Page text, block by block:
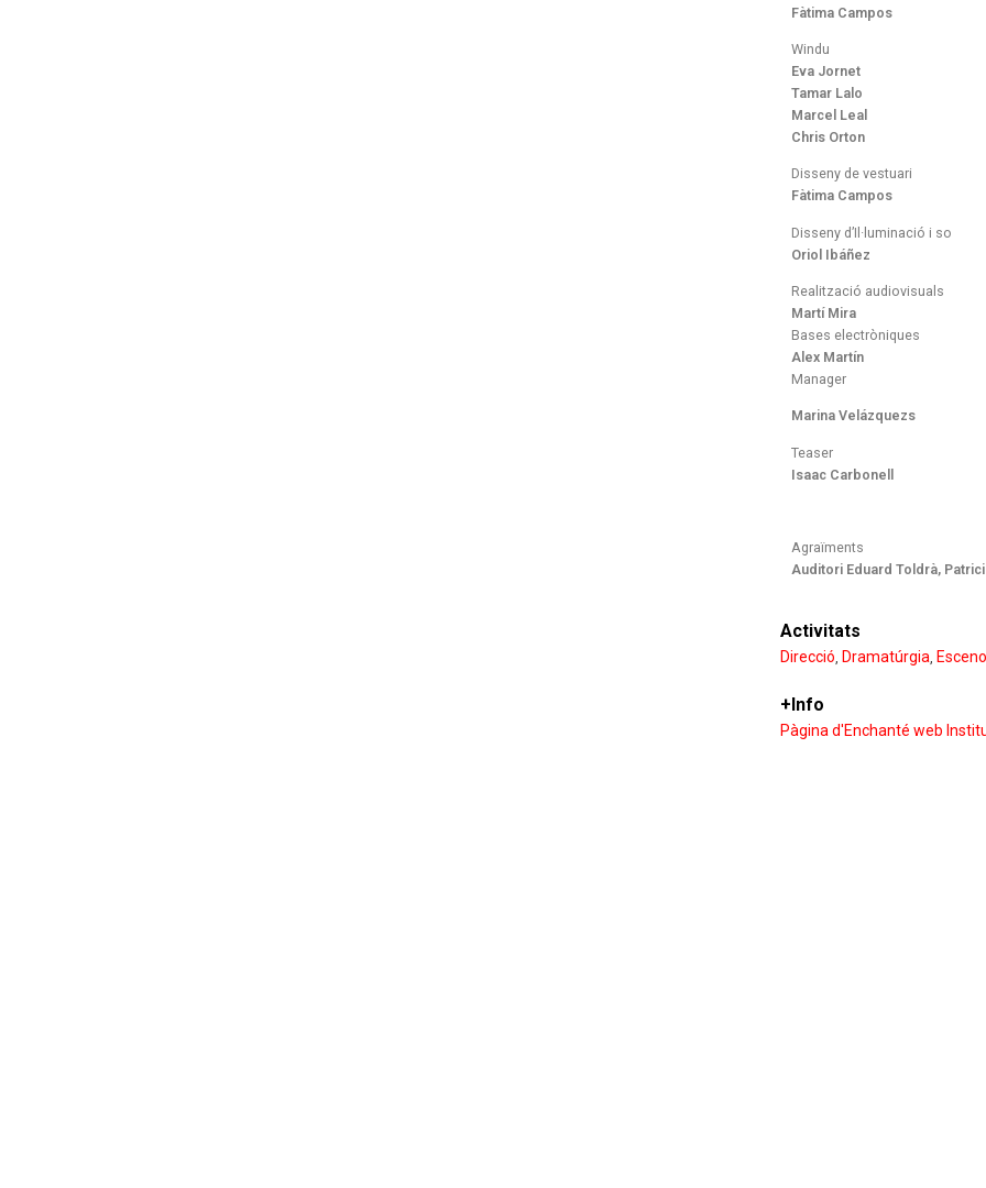
Fàtima Campos
Windu
Eva Jornet
Tamar Lalo
Marcel Leal
Chris Orton
Disseny de vestuari
Fàtima Campos
Disseny d’Il·luminació i so
Oriol Ibáñez
Realització audiovisuals
Martí Mira
Bases electròniques
Alex Martín
Manager
Marina Velázquezs
Teaser
Isaac Carbonell
Agraïments
Auditori Eduard Toldrà,
Activitats
Direcció Dramatúrgia
+Info
Pàgina d'Enchanté web